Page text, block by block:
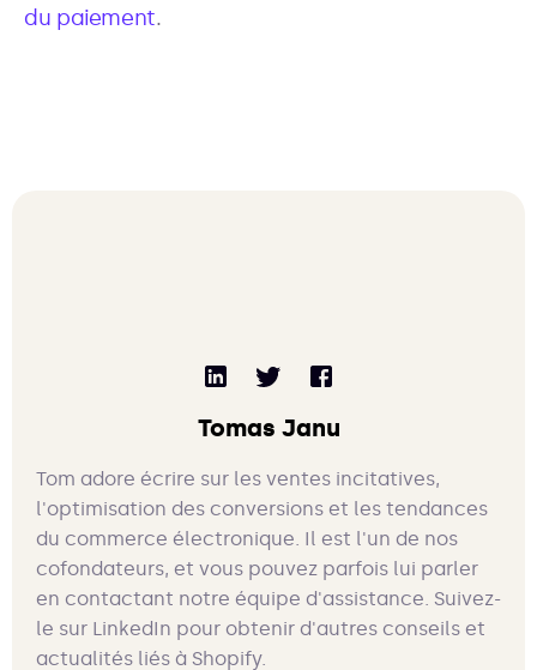
du paiement.
Tomas Janu
Tom adore écrire sur les ventes incitatives,
l'optimisation des conversions et les tendances
du commerce électronique. Il est l'un de nos
cofondateurs, et vous pouvez parfois lui parler
en contactant notre équipe d'assistance. Suivez-
le sur LinkedIn pour obtenir d'autres conseils et
actualités liés à Shopify.